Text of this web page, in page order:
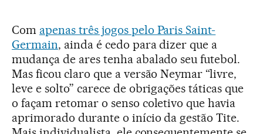
Com apenas três jogos pelo Paris Saint-
Germain, ainda é cedo para dizer que a
mudança de ares tenha abalado seu futebol.
Mas ficou claro que a versão Neymar “livre,
leve e solto” carece de obrigações táticas que
o façam retomar o senso coletivo que havia
aprimorado durante o início da gestão Tite.